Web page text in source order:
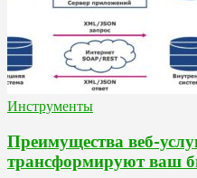
Инструменты
Преимущества веб-
трансформируют ваш